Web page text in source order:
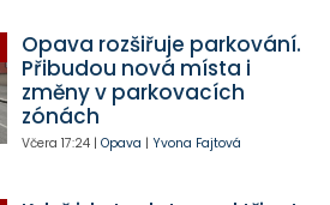
Opava rozšiřuje parkování.
Přibudou nová místa i
změny v parkovacích
zónách
Včera 17:24| Opava | Yvona Fajtová